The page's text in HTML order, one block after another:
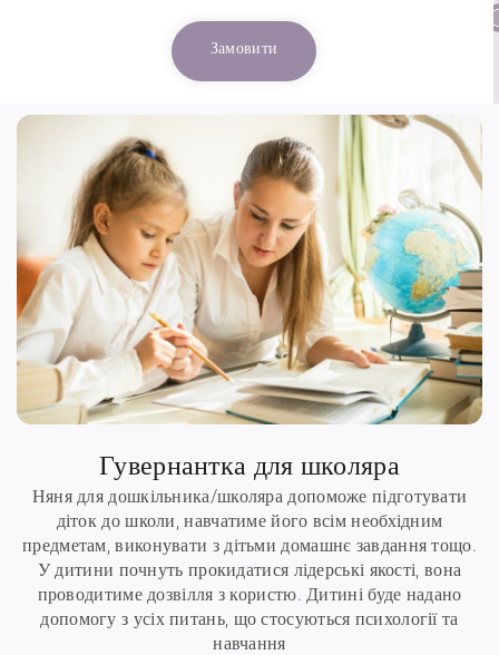
Замовити
Гувернантка для школяра
Няня для дошкільника/школяра допоможе підготувати
діток до школи, навчатиме його всім необхідним
предметам, виконувати з дітьми домашнє завдання тощо.
У дитини почнуть прокидатися лідерські якості, вона
проводитиме дозвілля з користю. Дитині буде надано
допомогу з усіх питань, що стосуються психології та
навчання